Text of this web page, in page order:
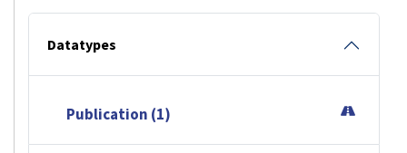
Datatypes
Publication (1)